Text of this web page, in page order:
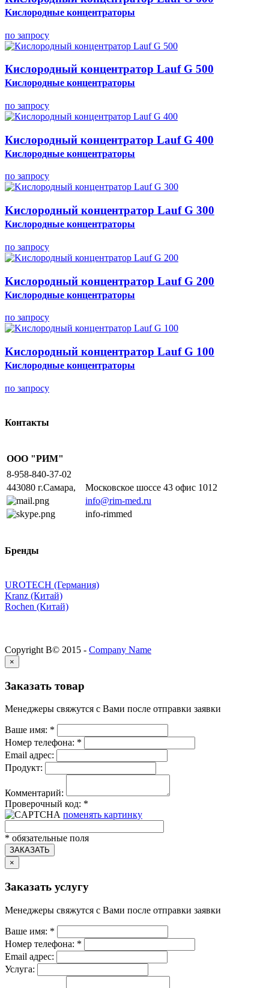
Kислородные концентраторы
по запросу
Кислородный концентратор Lauf G 500
Kислородные концентраторы
по запросу
Кислородный концентратор Lauf G 400
Kислородные концентраторы
по запросу
Kислородный концентратор Lauf G 300
Kислородные концентраторы
по запросу
Kислородный концентратор Lauf G 200
Kислородные концентраторы
по запросу
Kислородный концентратор Lauf G 100
Kислородные концентраторы
по запросу
Контакты
ООО "РИМ"
8-958-840-37-02
443080 г.Самара,
Московское шоссе 43 офис 1012
info@rim-med.ru
info-rimmed
Бренды
UROTECH (Германия)
Kranz (Китай)
Rochen (Китай)
Copyright В© 2015 - Company Name
×
Заказать товар
Менеджеры свяжутся с Вами после отправки заявки
Ваше имя: *
Номер телефона: *
Email адрес:
Продукт:
Комментарий:
Проверочный код: *
поменять картинку
* обязательные поля
ЗАКАЗАТЬ
×
Заказать услугу
Менеджеры свяжутся с Вами после отправки заявки
Ваше имя: *
Номер телефона: *
Email адрес:
Услуга: